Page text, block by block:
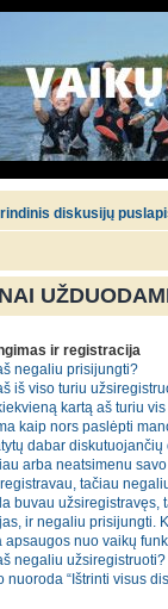
diskusijų
ir registracija
negaliu prisijungti?
iš viso turiu
kartą aš turiu
kaip nors paslėpti
dabar
arba neatsimenu
tačiau
buvau užsiregistravęs,
ir negaliu prisijungti.
apsaugos nuo vaikų
negaliu užsiregistruoti?
nuoroda “Ištrinti visus